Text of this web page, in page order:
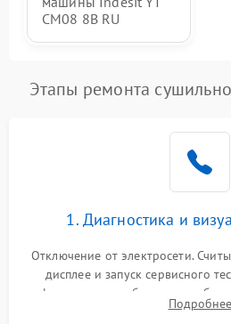
CM08 8B RU
Этапы ремонта
1. Диагностика и
Отключение от электросети.
дисплее и запуск сервисного
фильтра, теплообменника и
неисправностях (не сушит, неПодробнее